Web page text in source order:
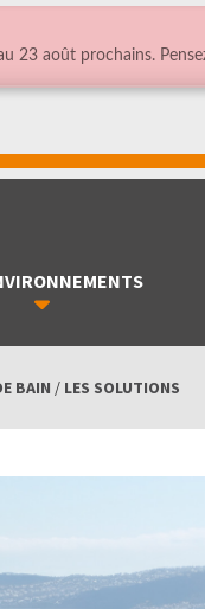
BAIN / LES SOLUTIONS
23 août prochains.